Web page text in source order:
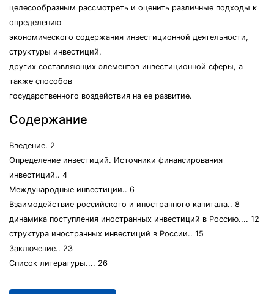
целесообразным рассмотреть и оценить различные подходы к
определению
экономического содержания инвестиционной деятельности,
структуры инвестиций,
других составляющих элементов инвестиционной сферы, а
также способов
государственного воздействия на ее развитие.
Содержание
Введение. 2
Определение инвестиций. Источники финансирования
инвестиций.. 4
Международные инвестиции.. 6
Взаимодействие российского и иностранного капитала.. 8
динамика поступления иностранных инвестиций в Россию.... 12
структура иностранных инвестиций в России.. 15
Заключение.. 23
Список литературы.... 26